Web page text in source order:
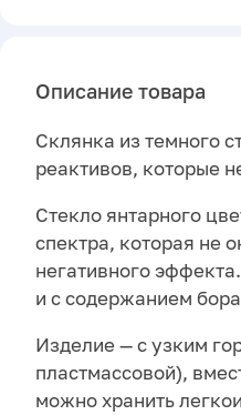
Описание товара
Склянка из темного
реактивов, которые
Стекло янтарного
спектра, которая не
негативного
и с содержанием
Изделие — с узким
пластмассовой),
можно хранить